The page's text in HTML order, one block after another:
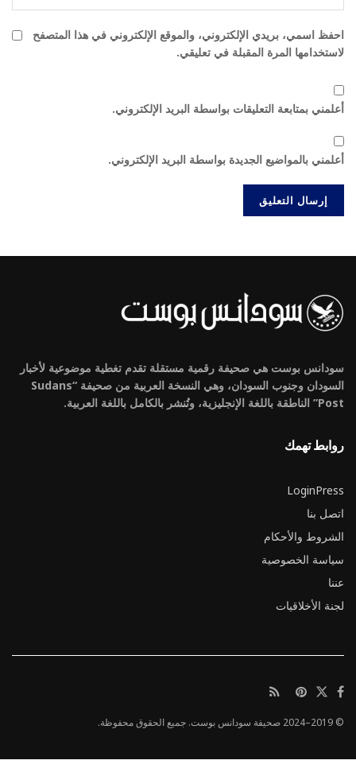
احفظ اسمي، بريدي الإلكتروني، والموقع الإلكتروني في هذا المتصفح
لاستخدامها المرة المقبلة في تعليقي.
أعلمني بمتابعة التعليقات بواسطة البريد الإلكتروني.
أعلمني بالمواضيع الجديدة بواسطة البريد الإلكتروني.
سودانس بوست هي صحيفة رقمية مستقلة تقدم تغطية موضوعية لأخبار
السودان وجنوب السودان، وهي النسخة العربية من صحيفة “Sudans
Post” الناطقة باللغة الإنجليزية، وتُنشر بالكامل باللغة العربية.
روابط تهمك
LoginPress
اتصل بنا
الشروط والأحكام
سياسة الخصوصية
عننا
لجنة الأخلاقيات
© 2019–2024 صحيفة سودانس بوست. جميع الحقوق محفوظة.